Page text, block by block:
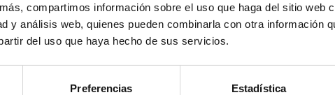
compartimos información sobre el uso que haga del sitio web
y análisis web, quienes pueden combinarla con otra información
del uso que haya hecho de sus servicios.
Preferencias Estadística